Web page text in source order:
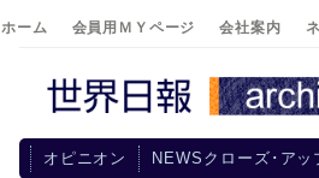
ホーム 会員用ＭＹページ 会社案内
オピニオン NEWSクローズ･アッ